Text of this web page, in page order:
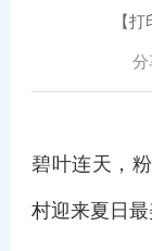
【打
分
碧叶连天，
村迎来夏日